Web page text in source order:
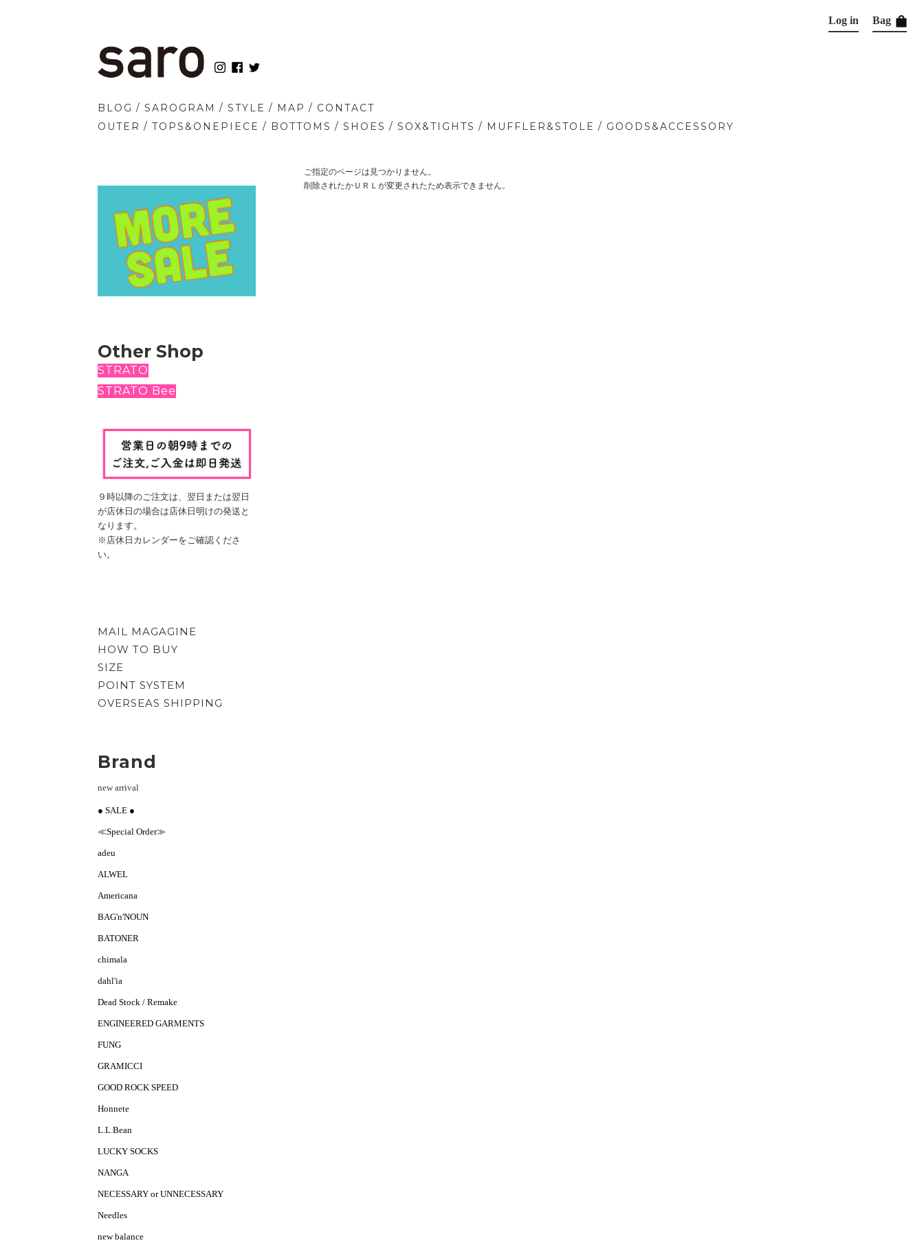
BLOG / SAROGRAM / STYLE / MAP / CONTACT
OUTER / TOPS&ONEPIECE / BOTTOMS / SHOES / SOX&TIGHTS / MUFFLER&STOLE / GOODS&ACCESSORY
Log in Bag
ご指定のページは見つかりません。
削除されたかＵＲＬが変更されたため表示できません。
Other Shop
STRATO
STRATO Bee
９時以降のご注文は、翌日 または翌日
が店休日の場合は 店休日明けの発送と
なります。
※店休日カレンダーをご確認くださ
い。
MAIL MAGAGINE
HOW TO BUY
SIZE
POINT SYSTEM
OVERSEAS SHIPPING
Brand
new arrival
● SALE ●
≪Special Order≫
adeu
ALWEL
Americana
BAG'n'NOUN
BATONER
chimala
dahl'ia
Dead Stock / Remake
ENGINEERED GARMENTS
FUNG
GRAMICCI
GOOD ROCK SPEED
Honnete
L.L.Bean
LUCKY SOCKS
NANGA
NECESSARY or UNNECESSARY
Needles
new balance